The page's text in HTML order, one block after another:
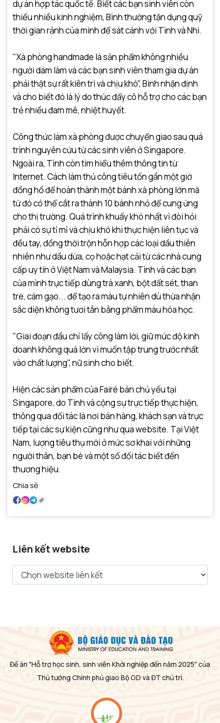
dự án hợp tác quốc tế. Biết các bạn sinh viên còn
thiếu nhiều kinh nghiệm, Bình thường tận dụng quỹ
thời gian rảnh của mình để sát cánh với Tình và Nhi.
"Xà phòng handmade là sản phẩm không nhiều
người dám làm và các bạn sinh viên tham gia dự án
phải thật sự rất kiên trì và chịu khó", Bình nhận định
và cho biết đó là lý do thúc đẩy cô hỗ trợ cho các bạn
trẻ nhiều đam mê, nhiệt huyết.
Công thức làm xà phòng được chuyển giao sau quá
trình nguyên cứu từ các sinh viên ở Singapore.
Ngoài ra, Tình còn tìm hiểu thêm thông tin từ
Internet. Cách làm thủ công tiêu tốn gần một giờ
đồng hồ để hoàn thành một bánh xà phòng lớn mà
từ đó có thể cắt ra thành 10 bánh nhỏ để cung ứng
cho thị trường. Quá trình khuấy khó nhất vì đòi hỏi
phải có sự tỉ mỉ và chịu khó khi thực hiện liên tục và
đều tay, đồng thời trộn hỗn hợp các loại dầu thiên
nhiên như dầu dừa, cọ hoặc hạt cải từ các nhà cung
cấp uy tín ở Việt Nam và Malaysia. Tình và các bạn
của mình trực tiếp dùng trà xanh, bột đất sét, than
tre, cám gạo... để tạo ra màu tự nhiên dù thừa nhận
sắc diện không tươi tắn bằng phẩm màu hóa học.
"Giai đoạn đầu chỉ lấy công làm lời, giữ mức độ kinh
doanh không quá lớn vì muốn tập trung trước nhất
vào chất lượng", nữ sinh cho biết.
Hiện các sản phẩm của Fairé bán chủ yếu tại
Singapore, do Tình và cộng sự trực tiếp thực hiện,
thông qua đối tác là nơi bán hàng, khách sạn và trực
tiếp tại các sự kiện cũng như qua website. Tại Việt
Nam, lượng tiêu thụ mới ở mức sơ khai với những
người thân, bạn bè và một số đối tác biết đến
thương hiệu.
Chia sẻ
Liên kết website
Đề án "Hỗ trợ học sinh, sinh viên Khởi nghiệp đến năm 2025" của
Thủ tướng Chính phủ giao Bộ GD và ĐT chủ trì.